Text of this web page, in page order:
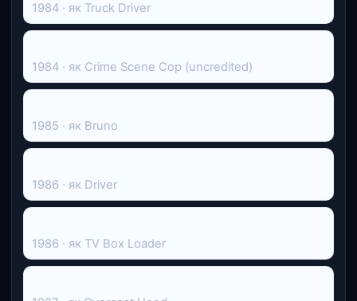
1984 · як Truck Driver
1984 · як Crime Scene Cop (uncredited)
1985 · як Bruno
1986 · як Driver
1986 · як TV Box Loader